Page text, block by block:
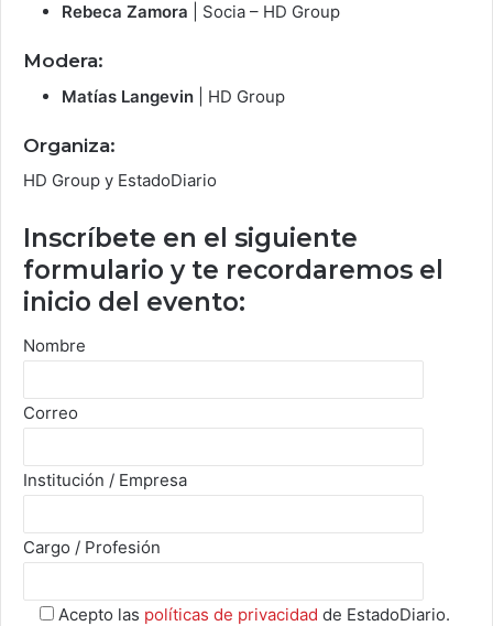
Rebeca Zamora
| Socia – HD Group
Modera:
Matías Langevin | HD Group
Organiza:
HD Group y EstadoDiario
Inscríbete en el siguiente
formulario y te recordaremos el
inicio del evento:
Nombre
Correo
Institución / Empresa
Cargo / Profesión
Acepto las políticas de privacidad de EstadoDiario.